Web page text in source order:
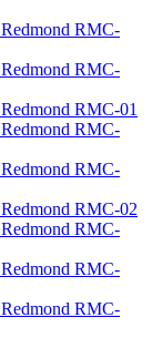
RMC-
RMC-
RMC-01
RMC-
RMC-
RMC-02
RMC-
RMC-
RMC-